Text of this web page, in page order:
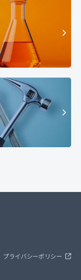
プライバシーポリシー